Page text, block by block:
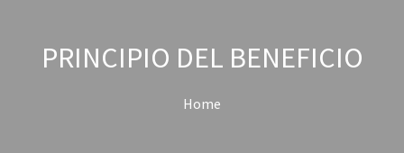
PRINCIPIO DEL BENEFICIO
Home